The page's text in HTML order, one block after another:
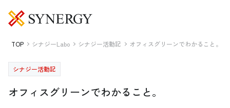
TOP シナジーLabo シナジー活動記 オフィスグリーンでわかること。
シナジー活動記
オフィスグリーンでわかること。